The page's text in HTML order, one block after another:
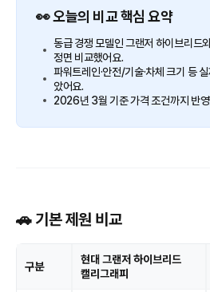
👀 오늘의 비교 핵심 요약
동급 경쟁 모델인 그랜저 하이브리드
정면 비교했어요.
파워트레인·안전/기술·차체 크기 등
았어요.
2026년 3월 기준 가격 조건까지 반
🚗 기본 제원 비교
구분
현대 그랜저 하이브리드
캘리그래피